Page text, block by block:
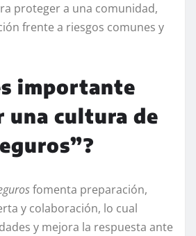
proteger a una comunidad,
frente a riesgos comunes y
importante
una cultura de
fomenta preparación,
y colaboración, lo cual
y mejora la respuesta ante